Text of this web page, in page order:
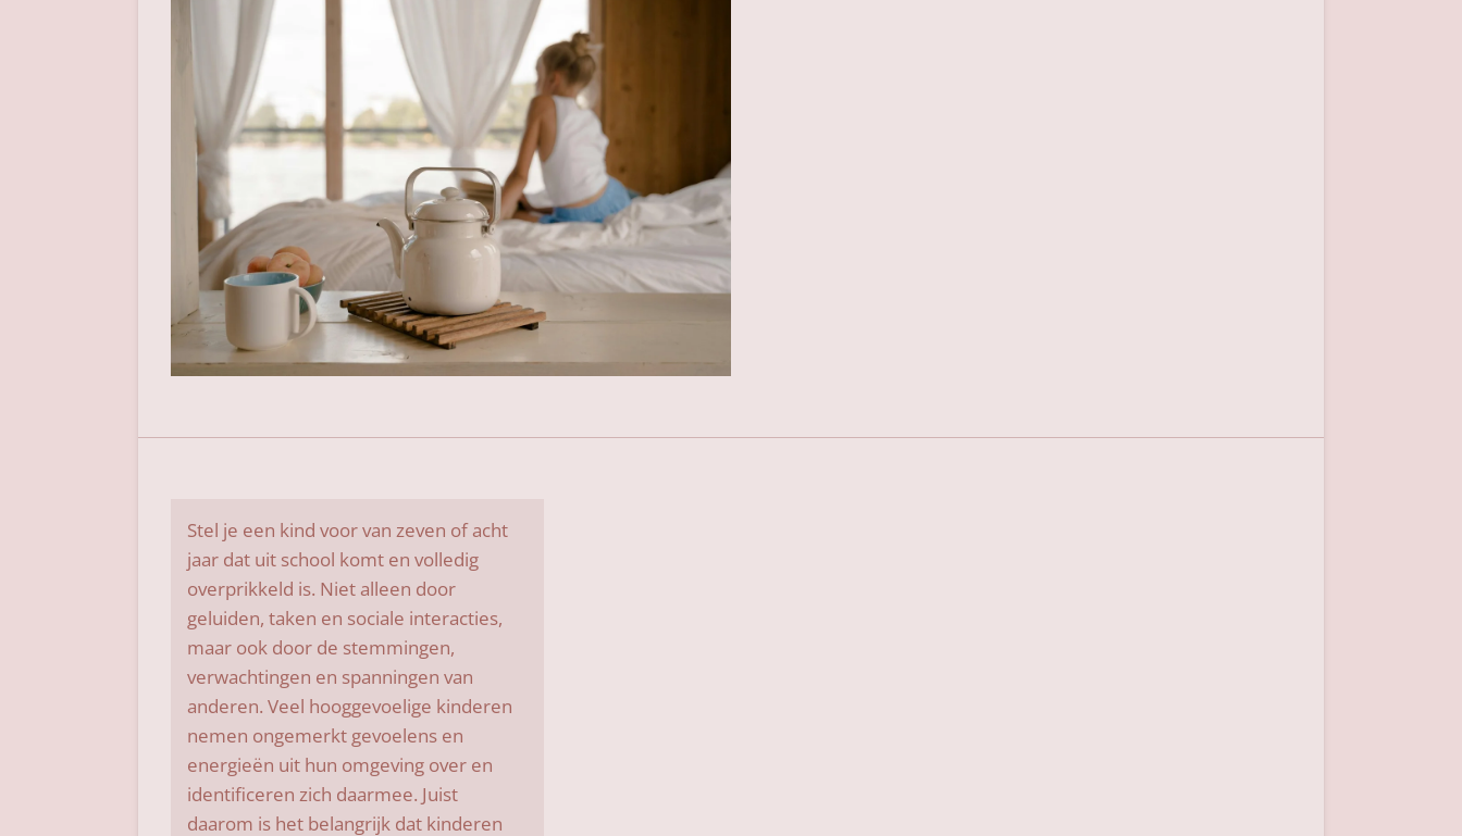
Stel je een kind voor van zeven of acht
jaar dat uit school komt en volledig
overprikkeld is. Niet alleen door
geluiden, taken en sociale interacties,
maar ook door de stemmingen,
verwachtingen en spanningen van
anderen. Veel hooggevoelige kinderen
nemen ongemerkt gevoelens en
energieën uit hun omgeving over en
identificeren zich daarmee. Juist
daarom is het belangrijk dat kinderen